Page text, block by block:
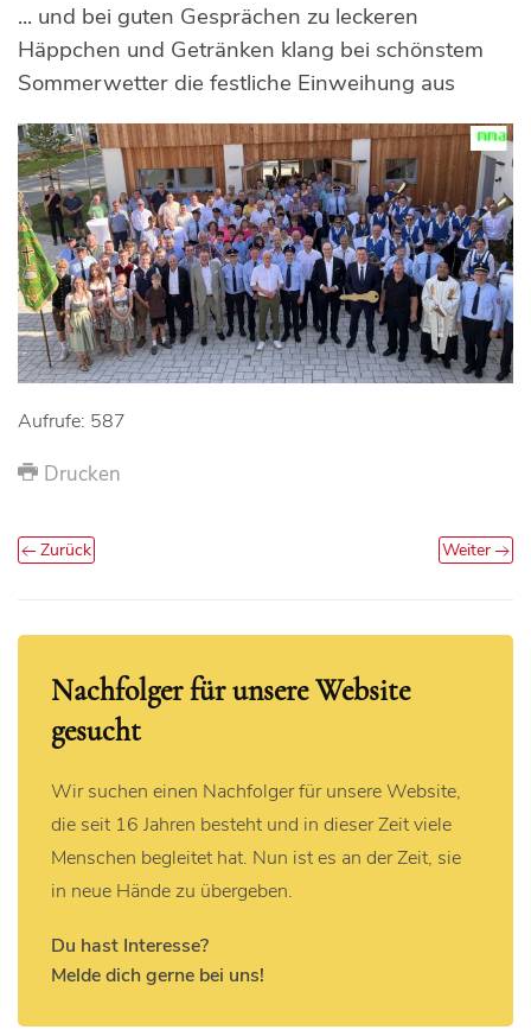
... und bei guten Gesprächen zu leckeren
Häppchen und Getränken klang bei schönstem
Sommerwetter die festliche Einweihung aus
Aufrufe: 587
Drucken
Zurück Weiter
Nachfolger für unsere Website
gesucht
Wir suchen einen Nachfolger für unsere Website,
die seit 16 Jahren besteht und in dieser Zeit viele
Menschen begleitet hat. Nun ist es an der Zeit, sie
in neue Hände zu übergeben.
Du hast Interesse?
Melde dich gerne bei uns!